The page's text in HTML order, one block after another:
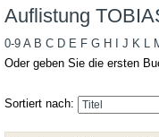
Auflistung
0-9 A B C D E F G H J K L
Oder geben Sie die ersten
Sortiert nach: